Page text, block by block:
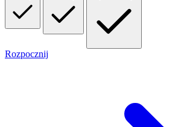
Rozpocznij